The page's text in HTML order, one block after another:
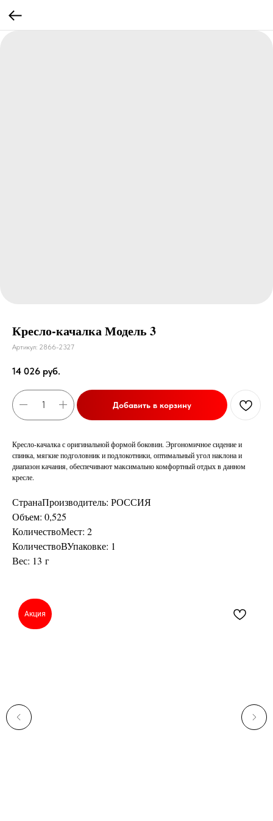
Кресло-качалка Модель 3
Артикул: 2866-2327
14 026 руб.
Добавить в корзину
Кресло-качалка с оригинальной формой боковин. Эргономичное сидение и
спинка, мягкие подголовник и подлокотники, оптимальный угол наклона и
диапазон качания, обеспечивают максимально комфортный отдых в данном
кресле.
СтранаПроизводитель: РОССИЯ
Объем: 0,525
КоличествоМест: 2
КоличествоВУпаковке: 1
Вес: 13 г
Акция